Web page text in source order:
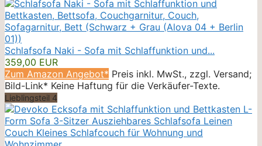
Schlafsofa Naki - Sofa mit Schlaffunktion und...
359,00 EUR
Zum Amazon Angebot* Preis inkl. MwSt., zzgl. Versand;
Bild-Link* Keine Haftung für die Verkäufer-Texte.
Lieblingsteil 4